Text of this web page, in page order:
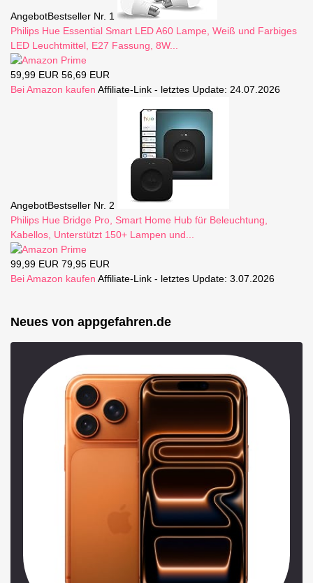
AngebotBestseller Nr. 1
Philips Hue Essential Smart LED A60 Lampe, Weiß und Farbiges
LED Leuchtmittel, E27 Fassung, 8W...
59,99 EUR 56,69 EUR
Bei Amazon kaufen Affiliate-Link - letztes Update: 24.07.2026
AngebotBestseller Nr. 2
Philips Hue Bridge Pro, Smart Home Hub für Beleuchtung,
Kabellos, Unterstützt 150+ Lampen und...
99,99 EUR 79,95 EUR
Bei Amazon kaufen Affiliate-Link - letztes Update: 3.07.2026
Neues von appgefahren.de